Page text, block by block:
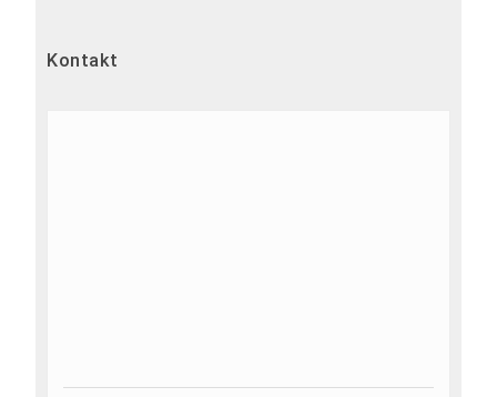
Kontakt